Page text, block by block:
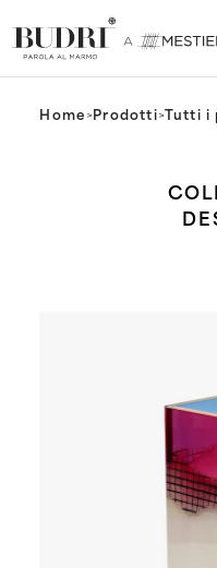
Home>Prodotti>Tutti i